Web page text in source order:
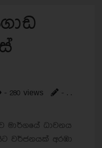
- 280 views - . .
මාර්ගයේ ධාවනය
වර්ජනයක් අරඹා